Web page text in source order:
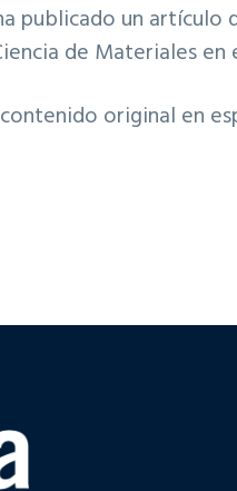
publicado un artículo
de Materiales
original en